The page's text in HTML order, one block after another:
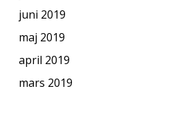
juni 2019
maj 2019
april 2019
mars 2019